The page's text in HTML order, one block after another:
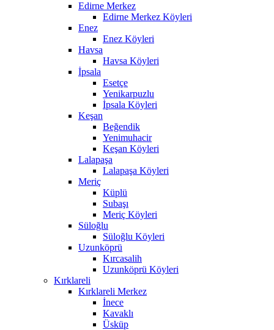
Edirne Merkez
Edirne Merkez Köyleri
Enez
Enez Köyleri
Havsa
Havsa Köyleri
İpsala
Esetçe
Yenikarpuzlu
İpsala Köyleri
Keşan
Beğendik
Yenimuhacir
Keşan Köyleri
Lalapaşa
Lalapaşa Köyleri
Meriç
Küplü
Subaşı
Meriç Köyleri
Süloğlu
Süloğlu Köyleri
Uzunköprü
Kırcasalih
Uzunköprü Köyleri
Kırklareli
Kırklareli Merkez
İnece
Kavaklı
Üsküp